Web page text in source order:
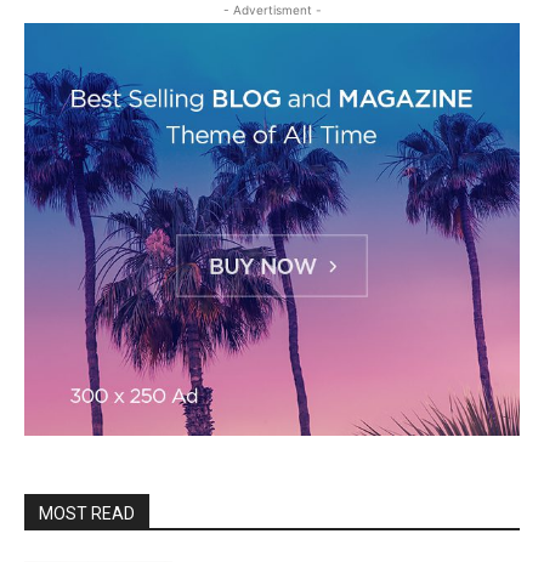
- Advertisment -
MOST READ